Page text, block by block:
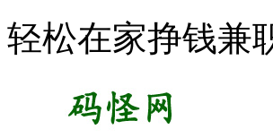
轻松在家挣钱兼